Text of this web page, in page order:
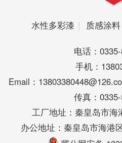
水性多彩漆 | 质感涂料
电话：
手机：
Email：
传真：
工厂地址：秦皇岛市海
办公地址：秦皇岛市海港